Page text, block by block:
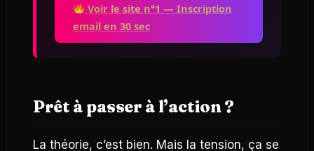
Voir le site n°1 — Inscription
email en 30 sec
Prêt à passer à l’action ?
La théorie, c’est bien. Mais la tension, ça se